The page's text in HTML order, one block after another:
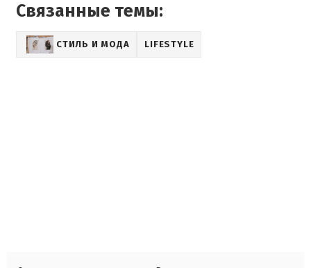
Связанные темы:
СТИЛЬ И МОДА LIFESTYLE